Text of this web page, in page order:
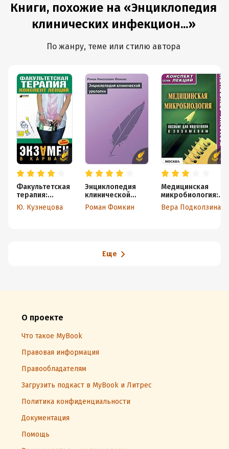
Книги, похожие на «Энциклопедия
клинических инфекцион...»
По жанру, теме или стилю автора
Факультетская
терапия:
конспект
лекций
Ю. Кузнецова
Энциклопедия
клинической
урологии
Роман Фомкин
Медицинская
микробиология:
конспект лекций
для вузов
Вера Подколзина
Еще
О проекте
Что такое MyBook
Правовая информация
Правообладателям
Загрузить подкаст в MyBook и Литрес
Политика конфиденциальности
Документация
Помощь